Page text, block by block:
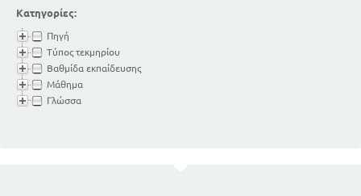
Κατηγορίες:
Πηγή
Τύπος τεκμηρίου
Βαθμίδα εκπαίδευσης
Μάθημα
Γλώσσα